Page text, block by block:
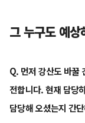
그 누구도 예
Q. 먼저 강산도 바꿀
전합니다. 현재 담당
담당해 오셨는지 간